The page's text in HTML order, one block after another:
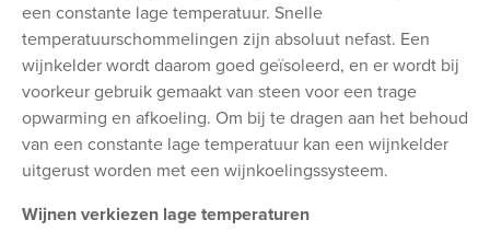
een constante lage temperatuur. Snelle
temperatuurschommelingen zijn absoluut nefast. Een
wijnkelder wordt daarom goed geïsoleerd, en er wordt bij
voorkeur gebruik gemaakt van steen voor een trage
opwarming en afkoeling. Om bij te dragen aan het behoud
van een constante lage temperatuur kan een wijnkelder
uitgerust worden met een wijnkoelingssysteem.
Wijnen verkiezen lage temperaturen